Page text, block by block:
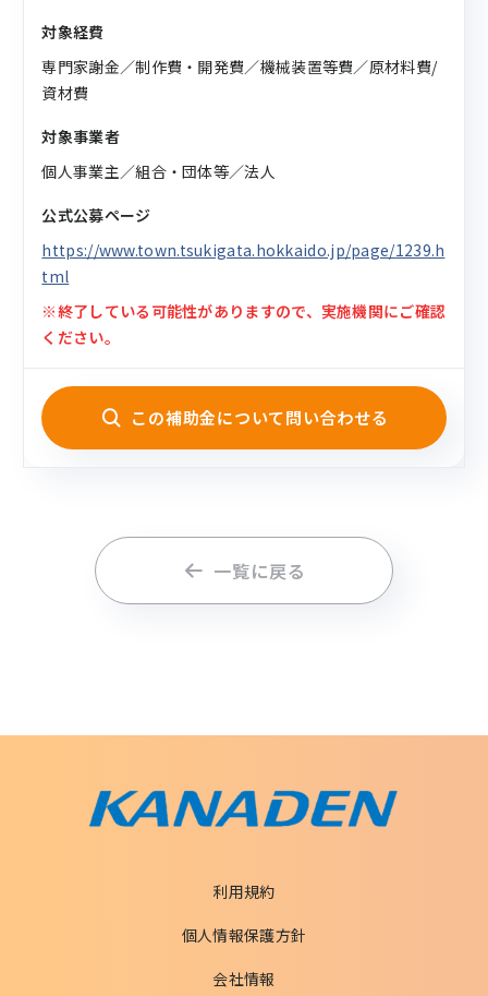
対象経費
専門家謝金／制作費・開発費／機械装置等費／原材料費/
資材費
対象事業者
個人事業主／組合・団体等／法人
公式公募ページ
https://www.town.tsukigata.hokkaido.jp/page/1239.h
tml
※終了している可能性がありますので、実施機関にご確認
ください。
この補助金について問い合わせる
一覧に戻る
利用規約
個人情報保護方針
会社情報